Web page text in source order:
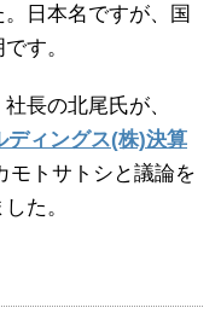
日本名ですが、国
す。
長の北尾氏が、
ディングス(株)決算
モトサトシと議論を
た。